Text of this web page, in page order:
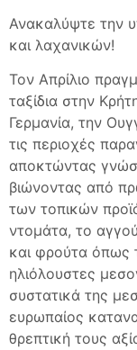
Ανακαλύψτε την
και λαχανικών!
Τον Απρίλιο
ταξίδια στην
Γερμανία, την
τις περιοχές
αποκτώντας
βιώνοντας από
των τοπικών
ντομάτα, το
και φρούτα όπως
ηλιόλουστες
συστατικά της
ευρωπαίος
θρεπτική τους